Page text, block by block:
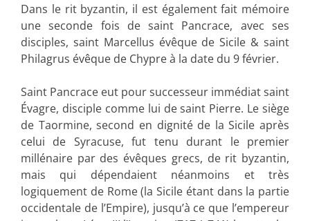
Dans le rit byzantin, il est également fait mémoire
une seconde fois de saint Pancrace, avec ses
disciples, saint Marcellus évêque de Sicile & saint
Philagrus évêque de Chypre à la date du 9 février.
Saint Pancrace eut pour successeur immédiat saint
Évagre, disciple comme lui de saint Pierre. Le siège
de Taormine, second en dignité de la Sicile après
celui de Syracuse, fut tenu durant le premier
millénaire par des évêques grecs, de rit byzantin,
mais qui dépendaient néanmoins et très
logiquement de Rome (la Sicile étant dans la partie
occidentale de l’Empire), jusqu’à ce que l’empereur